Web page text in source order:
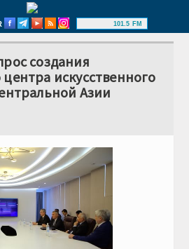
101.5 FM
создания
искусственного
Азии